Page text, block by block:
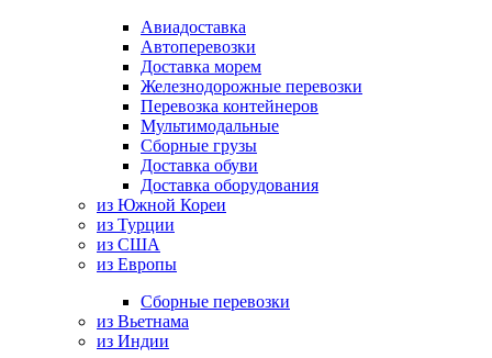
Авиадоставка
Автоперевозки
Доставка морем
Железнодорожные перевозки
Перевозка контейнеров
Мультимодальные
Сборные грузы
Доставка обуви
Доставка оборудования
из Южной Кореи
из Турции
из США
из Европы
Сборные перевозки
из Вьетнама
из Индии